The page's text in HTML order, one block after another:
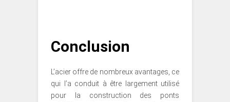
Conclusion
L’acier offre de nombreux avantages, ce
qui l’a conduit à être largement utilisé
pour la construction des ponts